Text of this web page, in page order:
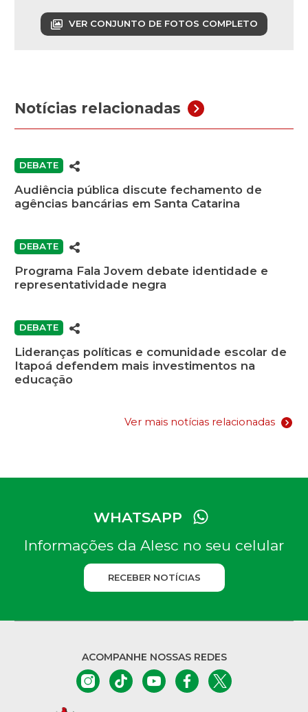
VER CONJUNTO DE FOTOS COMPLETO
Notícias relacionadas
DEBATE
Audiência pública discute fechamento de
agências bancárias em Santa Catarina
DEBATE
Programa Fala Jovem debate identidade e
representatividade negra
DEBATE
Lideranças políticas e comunidade escolar de
Itapoá defendem mais investimentos na
educação
Ver mais notícias relacionadas
WHATSAPP
Informações da Alesc no seu celular
RECEBER NOTÍCIAS
ACOMPANHE NOSSAS REDES